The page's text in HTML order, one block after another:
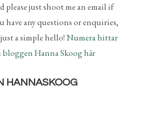
please just shoot me an email if
have any questions or enquiries,
a simple hello!Numera hittar
bloggen Hanna Skoog här
HANNASKOOG